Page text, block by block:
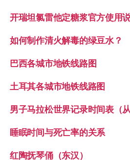
开瑞坦氯雷他定糖浆官方使用
如何制作清火解毒的绿豆水？
巴西各城市地铁线路图
土耳其各城市地铁线路图
男子马拉松世界记录时间表（
睡眠时间与死亡率的关系
红陶抚琴俑（东汉）